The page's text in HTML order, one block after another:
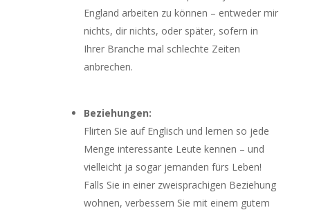
England arbeiten zu können – entweder mir
nichts, dir nichts, oder später, sofern in
Ihrer Branche mal schlechte Zeiten
anbrechen.
Beziehungen:
Flirten Sie auf Englisch und lernen so jede
Menge interessante Leute kennen – und
vielleicht ja sogar jemanden fürs Leben!
Falls Sie in einer zweisprachigen Beziehung
wohnen, verbessern Sie mit einem gutem